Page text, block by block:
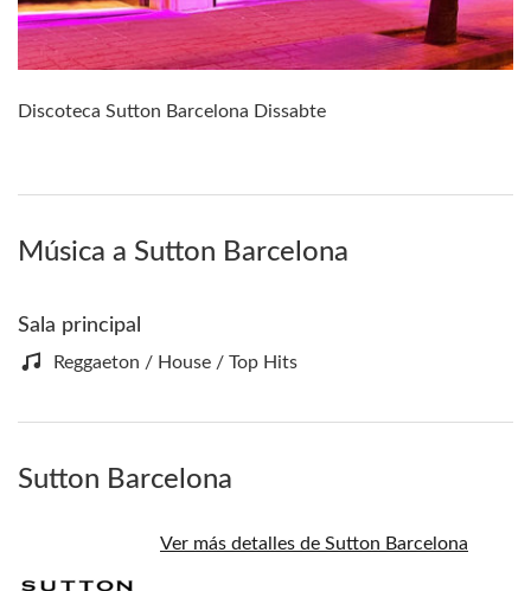
Discoteca Sutton Barcelona Dissabte
Música a Sutton Barcelona
Sala principal
Reggaeton / House / Top Hits
Sutton Barcelona
Ver más detalles de Sutton Barcelona